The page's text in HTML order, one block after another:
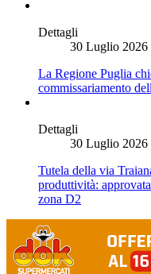
Dettagli
30 Luglio 2026
La Regione Puglia
commissariamento
Dettagli
30 Luglio 2026
Tutela della via
produttività:
zona D2